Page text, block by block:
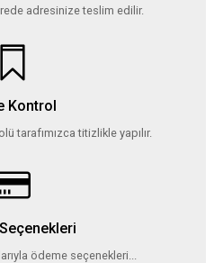
adresinize teslim edilir.
Kontrol
tarafımızca titizlikle yapılır.
ödeme seçenekleri...